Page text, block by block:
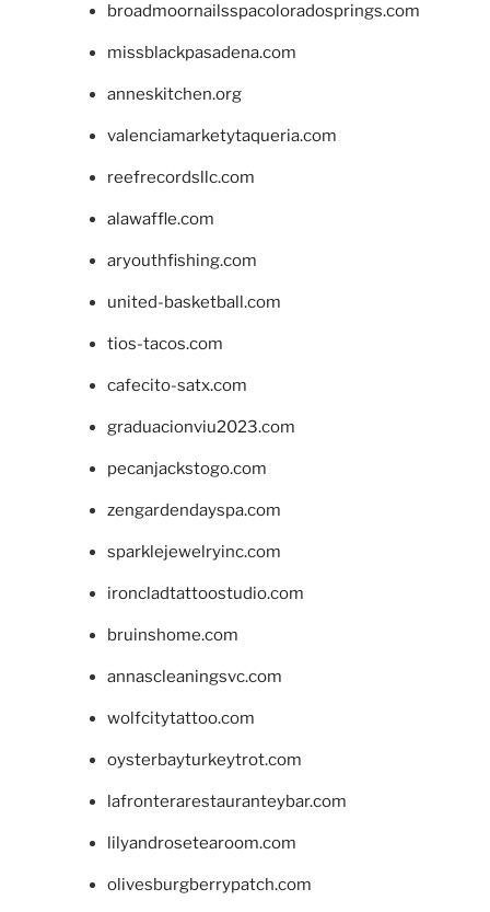
broadmoornailsspacoloradosprings.com
missblackpasadena.com
anneskitchen.org
valenciamarketytaqueria.com
reefrecordsllc.com
alawaffle.com
aryouthfishing.com
united-basketball.com
tios-tacos.com
cafecito-satx.com
graduacionviu2023.com
pecanjackstogo.com
zengardendayspa.com
sparklejewelryinc.com
ironcladtattoostudio.com
bruinshome.com
annascleaningsvc.com
wolfcitytattoo.com
oysterbayturkeytrot.com
lafronterarestauranteybar.com
lilyandrosetearoom.com
olivesburgberrypatch.com